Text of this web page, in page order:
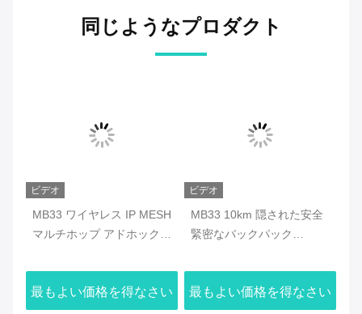
同じようなプロダクト
ビデオ
MB33 ワイヤレス IP MESH
マルチホップ アドホック
GPS/WiFi/4G
最もよい価格を得なさい
ビデオ
MB33 10km 隠された安全
緊密なバックパック
オオーディオトランスミッ
ター
最もよい価格を得なさい